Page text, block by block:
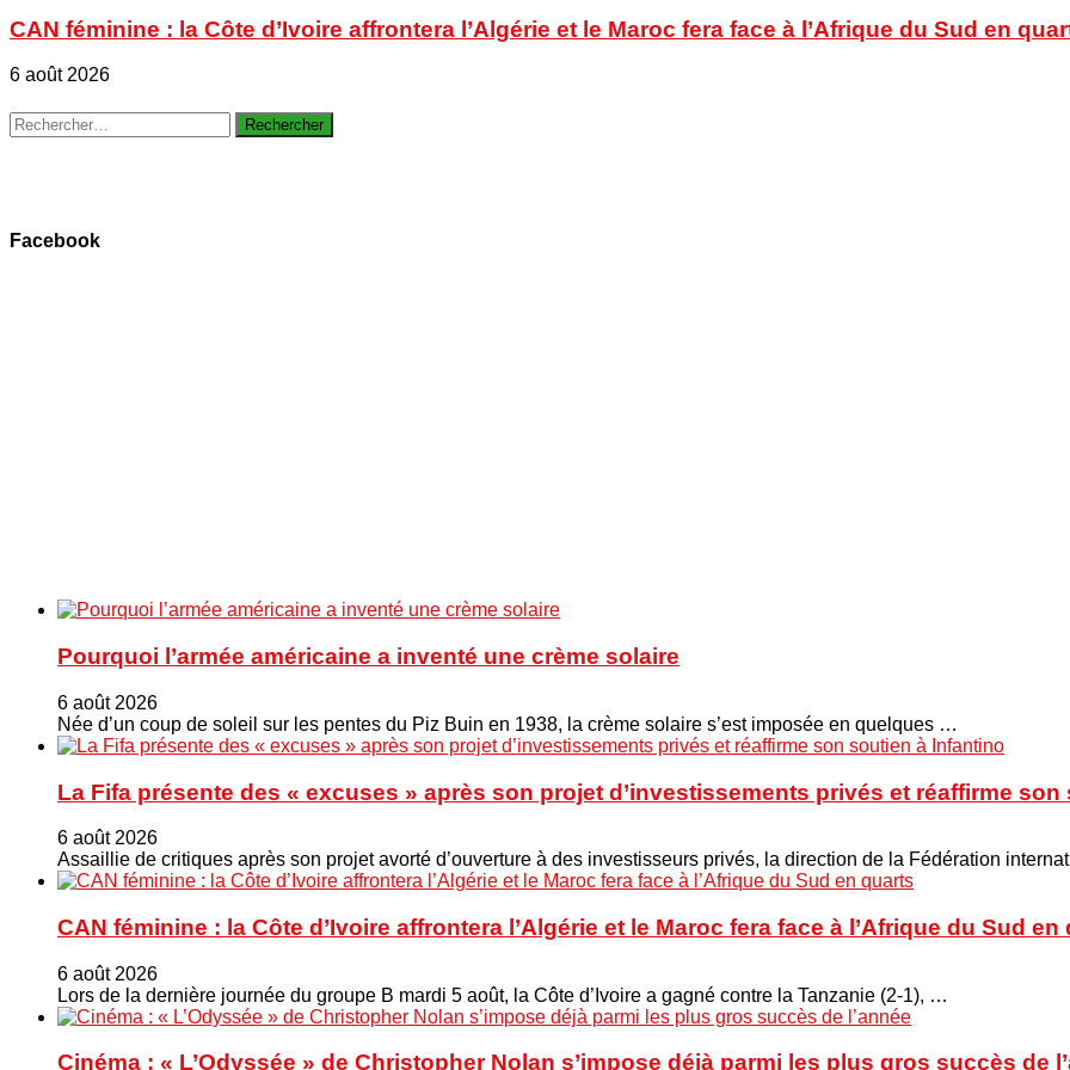
CAN féminine : la Côte d’Ivoire affrontera l’Algérie et le Maroc fera face à l’Afrique du Sud en
6 août 2026
Rechercher :
Facebook
Pourquoi l’armée américaine a inventé une crème solaire
6 août 2026
Née d’un coup de soleil sur les pentes du Piz Buin en 1938, la crème solaire s’est imposée en quelques …
La Fifa présente des « excuses » après son projet d’investissements privés et réaffirme
6 août 2026
Assaillie de critiques après son projet avorté d’ouverture à des investisseurs privés, la direction de la Fédération
CAN féminine : la Côte d’Ivoire affrontera l’Algérie et le Maroc fera face à l’Afrique du Sud en
6 août 2026
Lors de la dernière journée du groupe B mardi 5 août, la Côte d’Ivoire a gagné contre la Tanzanie (2-1), …
Cinéma : « L’Odyssée » de Christopher Nolan s’impose déjà parmi les plus gros succès de